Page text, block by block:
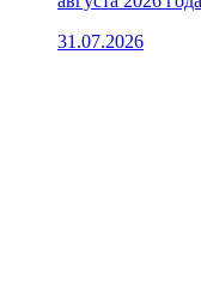
31.07.2026